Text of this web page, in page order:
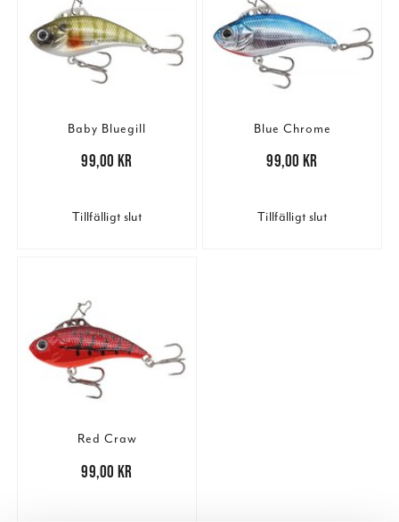
Baby Bluegill
99,00 kr
99,00 kr
Tillfälligt slut
Blue Chrome
99,00 kr
99,00 kr
Tillfälligt slut
Red Craw
99,00 kr
99,00 kr